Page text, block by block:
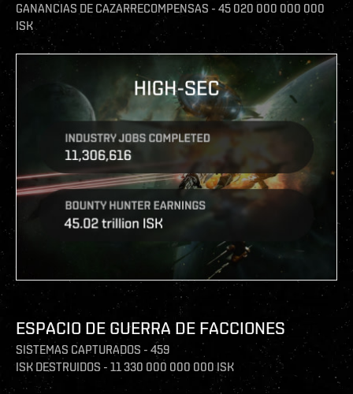
GANANCIAS DE CAZARRECOMPENSAS - 45 020 000 000 000
ISK
ESPACIO DE GUERRA DE FACCIONES
SISTEMAS CAPTURADOS - 459
ISK DESTRUIDOS - 11 330 000 000 000 ISK